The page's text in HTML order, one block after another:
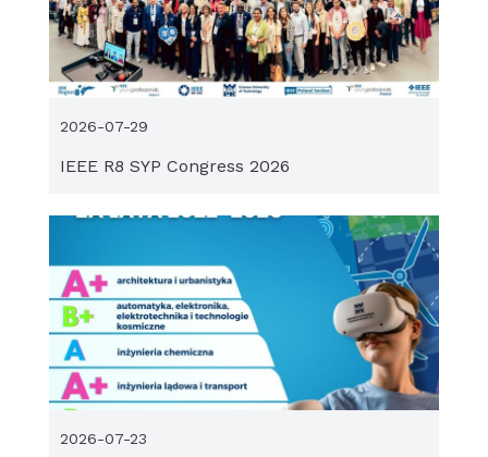
IEEE R8 SYP Congress 2026
2026-07-29
2026-07-23